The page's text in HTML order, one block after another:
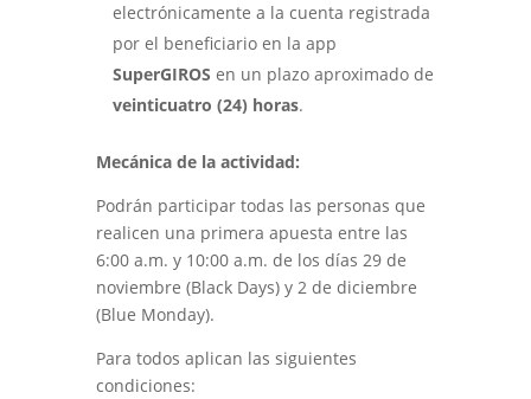
electrónicamente a la cuenta registrada
por el beneficiario en la app
SuperGIROS en un plazo aproximado de
veinticuatro (24) horas.
Mecánica de la actividad:
Podrán participar todas las personas que
realicen una primera apuesta entre las
6:00 a.m. y 10:00 a.m. de los días 29 de
noviembre (Black Days) y 2 de diciembre
(Blue Monday).
Para todos aplican las siguientes
condiciones: